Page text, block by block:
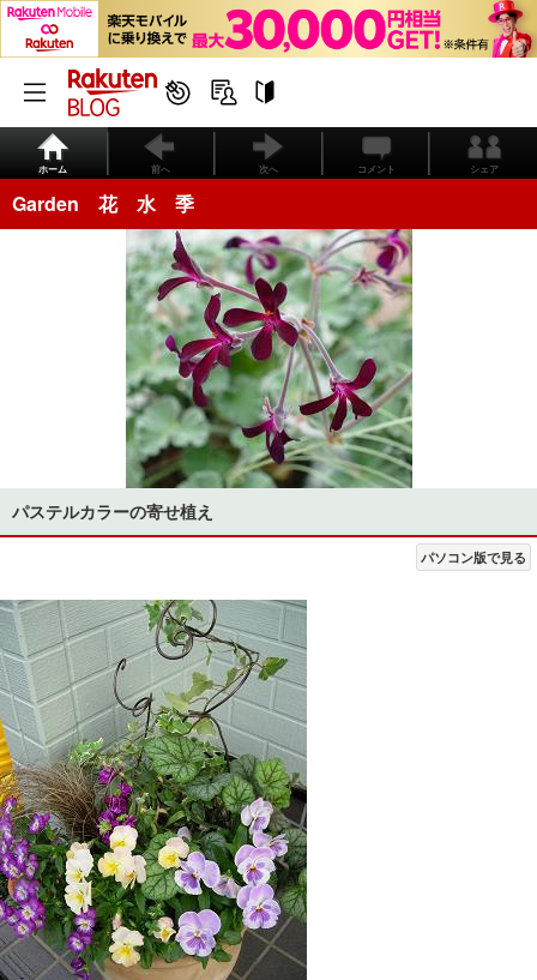
ホーム 前へ 次へ コメント シェア
Garden 花 水 季
パステルカラーの寄せ植え
パソコン版で見る